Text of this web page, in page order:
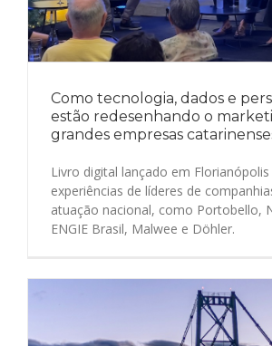
Como tecnologia, dados e
estão redesenhando o
grandes empresas
Livro digital lançado em
experiências de líderes de
atuação nacional, como Portobello,
ENGIE Brasil, Malwee e Döhler.